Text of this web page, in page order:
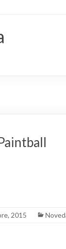
2015